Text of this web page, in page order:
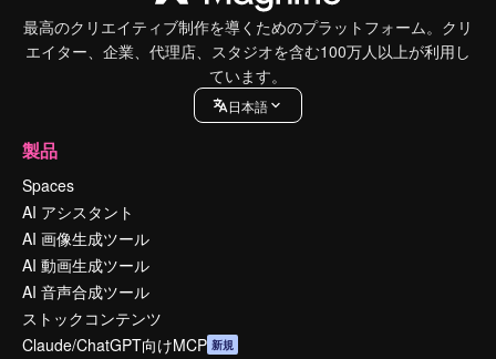
最高のクリエイティブ制作を導くためのプラットフォーム。クリ
エイター、企業、代理店、スタジオを含む100万人以上が利用し
ています。
日本語
製品
Spaces
AI アシスタント
AI 画像生成ツール
AI 動画生成ツール
AI 音声合成ツール
ストックコンテンツ
Claude/ChatGPT向けMCP 新規